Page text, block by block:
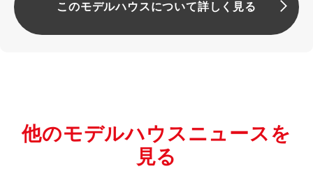
このモデルハウスについて詳しく見る
他のモデルハウスニュースを
見る